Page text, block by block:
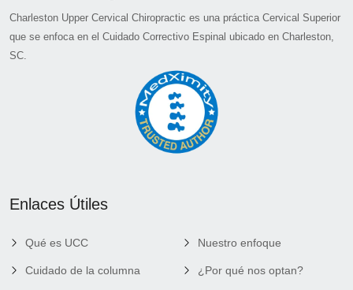
Charleston Upper Cervical Chiropractic es una práctica Cervical Superior
que se enfoca en el Cuidado Correctivo Espinal ubicado en Charleston,
SC.
Enlaces Útiles
Qué es UCC
Cuidado de la columna
Nuestro enfoque
¿Por qué nos optan?